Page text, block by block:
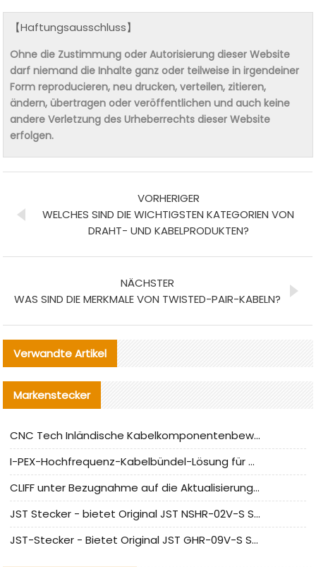
【Haftungsausschluss】
Ohne die Zustimmung oder Autorisierung dieser Website
darf niemand die Inhalte ganz oder teilweise in irgendeiner
Form reproducieren, neu drucken, verteilen, zitieren,
ändern, übertragen oder veröffentlichen und auch keine
andere Verletzung des Urheberrechts dieser Website
erfolgen.
VORHERIGER
WELCHES SIND DIE WICHTIGSTEN KATEGORIEN VON
DRAHT- UND KABELPRODUKTEN?
NÄCHSTER
WAS SIND DIE MERKMALE VON TWISTED-PAIR-KABELN?
Verwandte Artikel
Markenstecker
CNC Tech Inländische Kabelkomponentenbewertung und Massenproduktionsanpassungsanleitung
I-PEX-Hochfrequenz-Kabelbündel-Lösung für die heimische Produktion analysiert
CLIFF unter Bezugnahme auf die Aktualisierung der chinesischen Stecker-Testnormen
JST Stecker - bietet Original JST NSHR-02V-S Stecker und Ersatzteile an
JST-Stecker - Bietet Original JST GHR-09V-S Stecker und Ersatzteile an